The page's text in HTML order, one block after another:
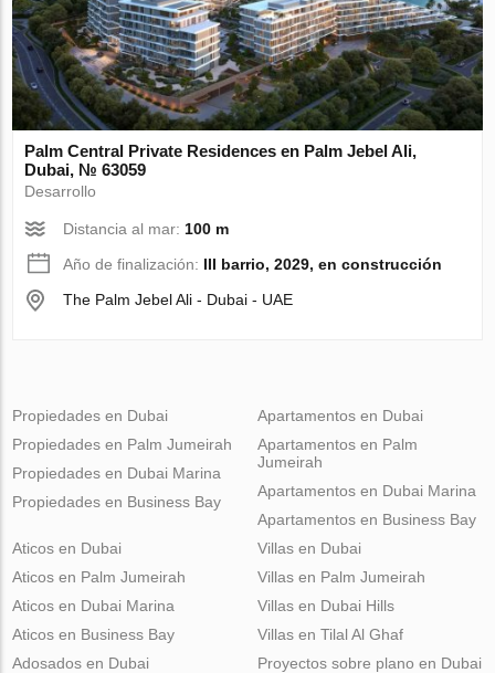
Palm Central Private Residences en Palm Jebel Ali,
Dubai, № 63059
Desarrollo
Distancia al mar: 100 m
Año de finalización: III barrio, 2029, en construcción
The Palm Jebel Ali - Dubai - UAE
Propiedades en Dubai
Propiedades en Palm Jumeirah
Propiedades en Dubai Marina
Propiedades en Business Bay
Apartamentos en Dubai
Apartamentos en Palm
Jumeirah
Apartamentos en Dubai Marina
Apartamentos en Business Bay
Aticos en Dubai
Aticos en Palm Jumeirah
Aticos en Dubai Marina
Aticos en Business Bay
Villas en Dubai
Villas en Palm Jumeirah
Villas en Dubai Hills
Villas en Tilal Al Ghaf
Adosados en Dubai
Proyectos sobre plano en Dubai